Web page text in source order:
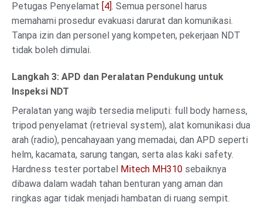
Petugas Penyelamat [4]. Semua personel harus
memahami prosedur evakuasi darurat dan komunikasi.
Tanpa izin dan personel yang kompeten, pekerjaan NDT
tidak boleh dimulai.
Langkah 3: APD dan Peralatan Pendukung untuk
Inspeksi NDT
Peralatan yang wajib tersedia meliputi: full body harness,
tripod penyelamat (retrieval system), alat komunikasi dua
arah (radio), pencahayaan yang memadai, dan APD seperti
helm, kacamata, sarung tangan, serta alas kaki safety.
Hardness tester portabel Mitech MH310 sebaiknya
dibawa dalam wadah tahan benturan yang aman dan
ringkas agar tidak menjadi hambatan di ruang sempit.